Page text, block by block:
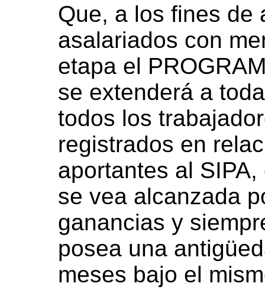
Que, a los fines de
asalariados con
etapa el
se extenderá a
todos los
registrados en
aportantes al
se vea alcanzada
ganancias y
posea una
meses bajo el